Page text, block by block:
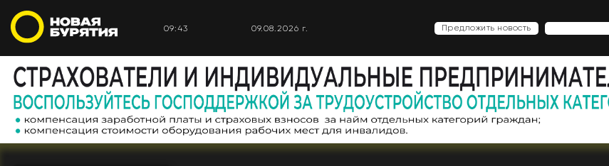
09:43 09.08.2026 г. Предложить новость